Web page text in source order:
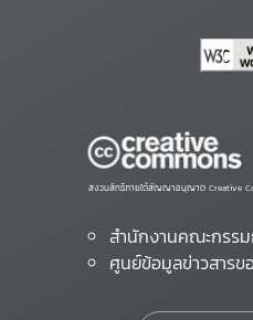
สงวนสิทธิ์ภายใต้สัญญาอนุญาต Creative
สำนักงานคณะกรร
ศูนย์ข้อมูลข่าวสารข